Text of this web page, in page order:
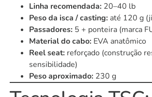
Linha recomendada: 20–40 lb
Peso da isca / casting: até 120 g
Passadores: 5 + ponteira (marca
Material do cabo: EVA anatômico
Reel seat: reforçado (construção
sensibilidade)
Peso aproximado: 230 g